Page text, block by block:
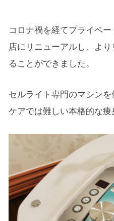
コロナ禍を経てプライベ
店にリニューアルし、よ
ることができました。
セルライト専門のマシン
ケアでは難しい本格的な痩